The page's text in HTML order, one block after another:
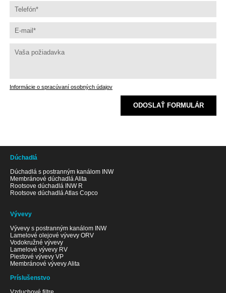
Informácie o spracúvaní osobných údajov
ODOSLAŤ FORMULÁR
Dúchadlá
Dúchadlá s postranným kanálom INW
Membránové dúchadlá Alita
Rootsove dúchadlá INW R
Rootsove dúchadlá Atlas Copco
Vývevy
Vývevy s postranným kanálom INW
Lamelové olejové vývevy ORV
Vodokružné vývevy
Lamelové vývevy RV
Piestové vývevy VP
Membránové vývevy Alita
Príslušenstvo